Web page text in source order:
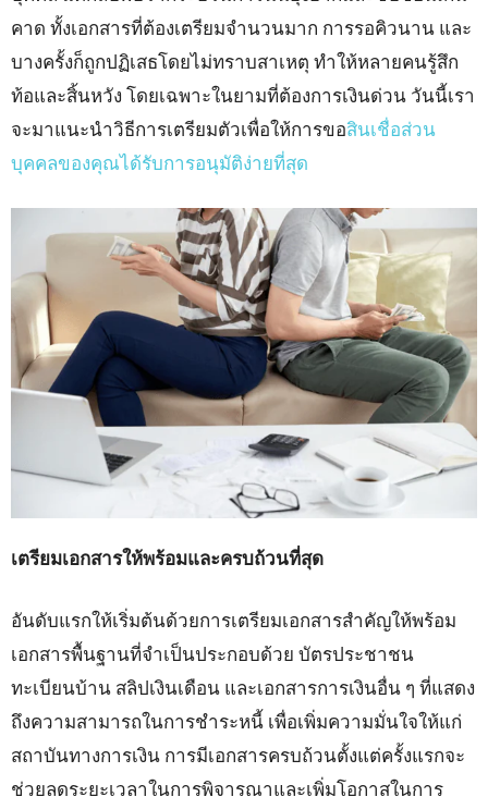
คาด ทั้งเอกสารที่ต้องเตรียมจำนวนมาก การรอคิวนาน และ
บางครั้งก็ถูกปฏิเสธโดยไม่ทราบสาเหตุ ทำให้หลายคนรู้สึก
ท้อและสิ้นหวัง โดยเฉพาะในยามที่ต้องการเงินด่วน วันนี้เรา
จะมาแนะนำวิธีการเตรียมตัวเพื่อให้การขอสินเชื่อส่วน
บุคคลของคุณได้รับการอนุมัติง่ายที่สุด
เตรียมเอกสารให้พร้อมและครบถ้วนที่สุด
อันดับแรกให้เริ่มต้นด้วยการเตรียมเอกสารสำคัญให้พร้อม
เอกสารพื้นฐานที่จำเป็นประกอบด้วย บัตรประชาชน
ทะเบียนบ้าน สลิปเงินเดือน และเอกสารการเงินอื่น ๆ ที่แสดง
ถึงความสามารถในการชำระหนี้ เพื่อเพิ่มความมั่นใจให้แก่
สถาบันทางการเงิน การมีเอกสารครบถ้วนตั้งแต่ครั้งแรกจะ
ช่วยลดระยะเวลาในการพิจารณาและเพิ่มโอกาสในการ